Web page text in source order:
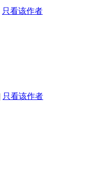
只看该作者
只看该作者